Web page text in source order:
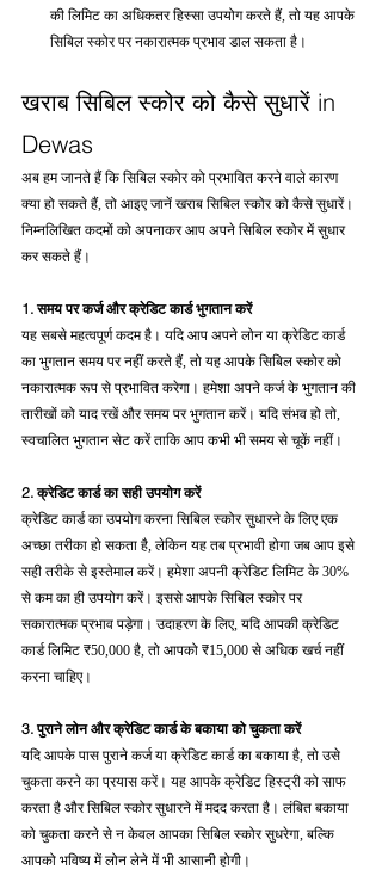
की लिमिट का अधिकतर हिस्सा उपयोग करते हैं, तो यह आपके
सिबिल स्कोर पर नकारात्मक प्रभाव डाल सकता है।
खराब सिबिल स्कोर को कैसे सुधारें in
Dewas
अब हम जानते हैं कि सिबिल स्कोर को प्रभावित करने वाले कारण
क्या हो सकते हैं, तो आइए जानें खराब सिबिल स्कोर को कैसे सुधारें।
निम्नलिखित कदमों को अपनाकर आप अपने सिबिल स्कोर में सुधार
कर सकते हैं।
1. समय पर कर्ज और क्रेडिट कार्ड भुगतान करें
यह सबसे महत्वपूर्ण कदम है। यदि आप अपने लोन या क्रेडिट कार्ड
का भुगतान समय पर नहीं करते हैं, तो यह आपके सिबिल स्कोर को
नकारात्मक रूप से प्रभावित करेगा। हमेशा अपने कर्ज के भुगतान की
तारीखों को याद रखें और समय पर भुगतान करें। यदि संभव हो तो,
स्वचालित भुगतान सेट करें ताकि आप कभी भी समय से चूकें नहीं।
2. क्रेडिट कार्ड का सही उपयोग करें
क्रेडिट कार्ड का उपयोग करना सिबिल स्कोर सुधारने के लिए एक
अच्छा तरीका हो सकता है, लेकिन यह तब प्रभावी होगा जब आप इसे
सही तरीके से इस्तेमाल करें। हमेशा अपनी क्रेडिट लिमिट के 30%
से कम का ही उपयोग करें। इससे आपके सिबिल स्कोर पर
सकारात्मक प्रभाव पड़ेगा। उदाहरण के लिए, यदि आपकी क्रेडिट
कार्ड लिमिट ₹50,000 है, तो आपको ₹15,000 से अधिक खर्च नहीं
करना चाहिए।
3. पुराने लोन और क्रेडिट कार्ड के बकाया को चुकता करें
यदि आपके पास पुराने कर्ज या क्रेडिट कार्ड का बकाया है, तो उसे
चुकता करने का प्रयास करें। यह आपके क्रेडिट हिस्ट्री को साफ
करता है और सिबिल स्कोर सुधारने में मदद करता है। लंबित बकाया
को चुकता करने से न केवल आपका सिबिल स्कोर सुधरेगा, बल्कि
आपको भविष्य में लोन लेने में भी आसानी होगी।